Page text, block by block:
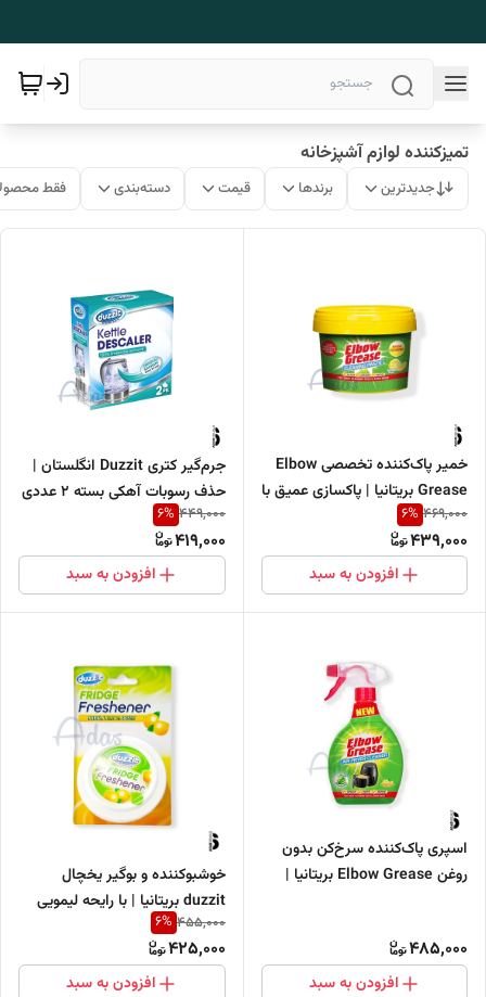
تمیزکننده لوازم آشپزخانه
جدیدترین برندها قیمت دسته‌بندی فقط
خمیر پاک‌کننده تخصصی Elbow
Grease بریتانیا | پاکسازی عمیق با
رایحه لیمو تازه
469,000
6%
439,000
افزودن به سبد
جرم‌گیر کتری Duzzit انگلستان |
حذف رسوبات آهکی بسته ۲ عددی
449,000
6%
419,000
افزودن به سبد
اسپری پاک‌کننده سرخ‌کن بدون
روغن Elbow Grease بریتانیا |
485,000
افزودن به سبد
خوشبوکننده و بوگیر یخچال
duzzit بریتانیا | با رایحه لیمویی
455,000
6%
425,000
افزودن به سبد